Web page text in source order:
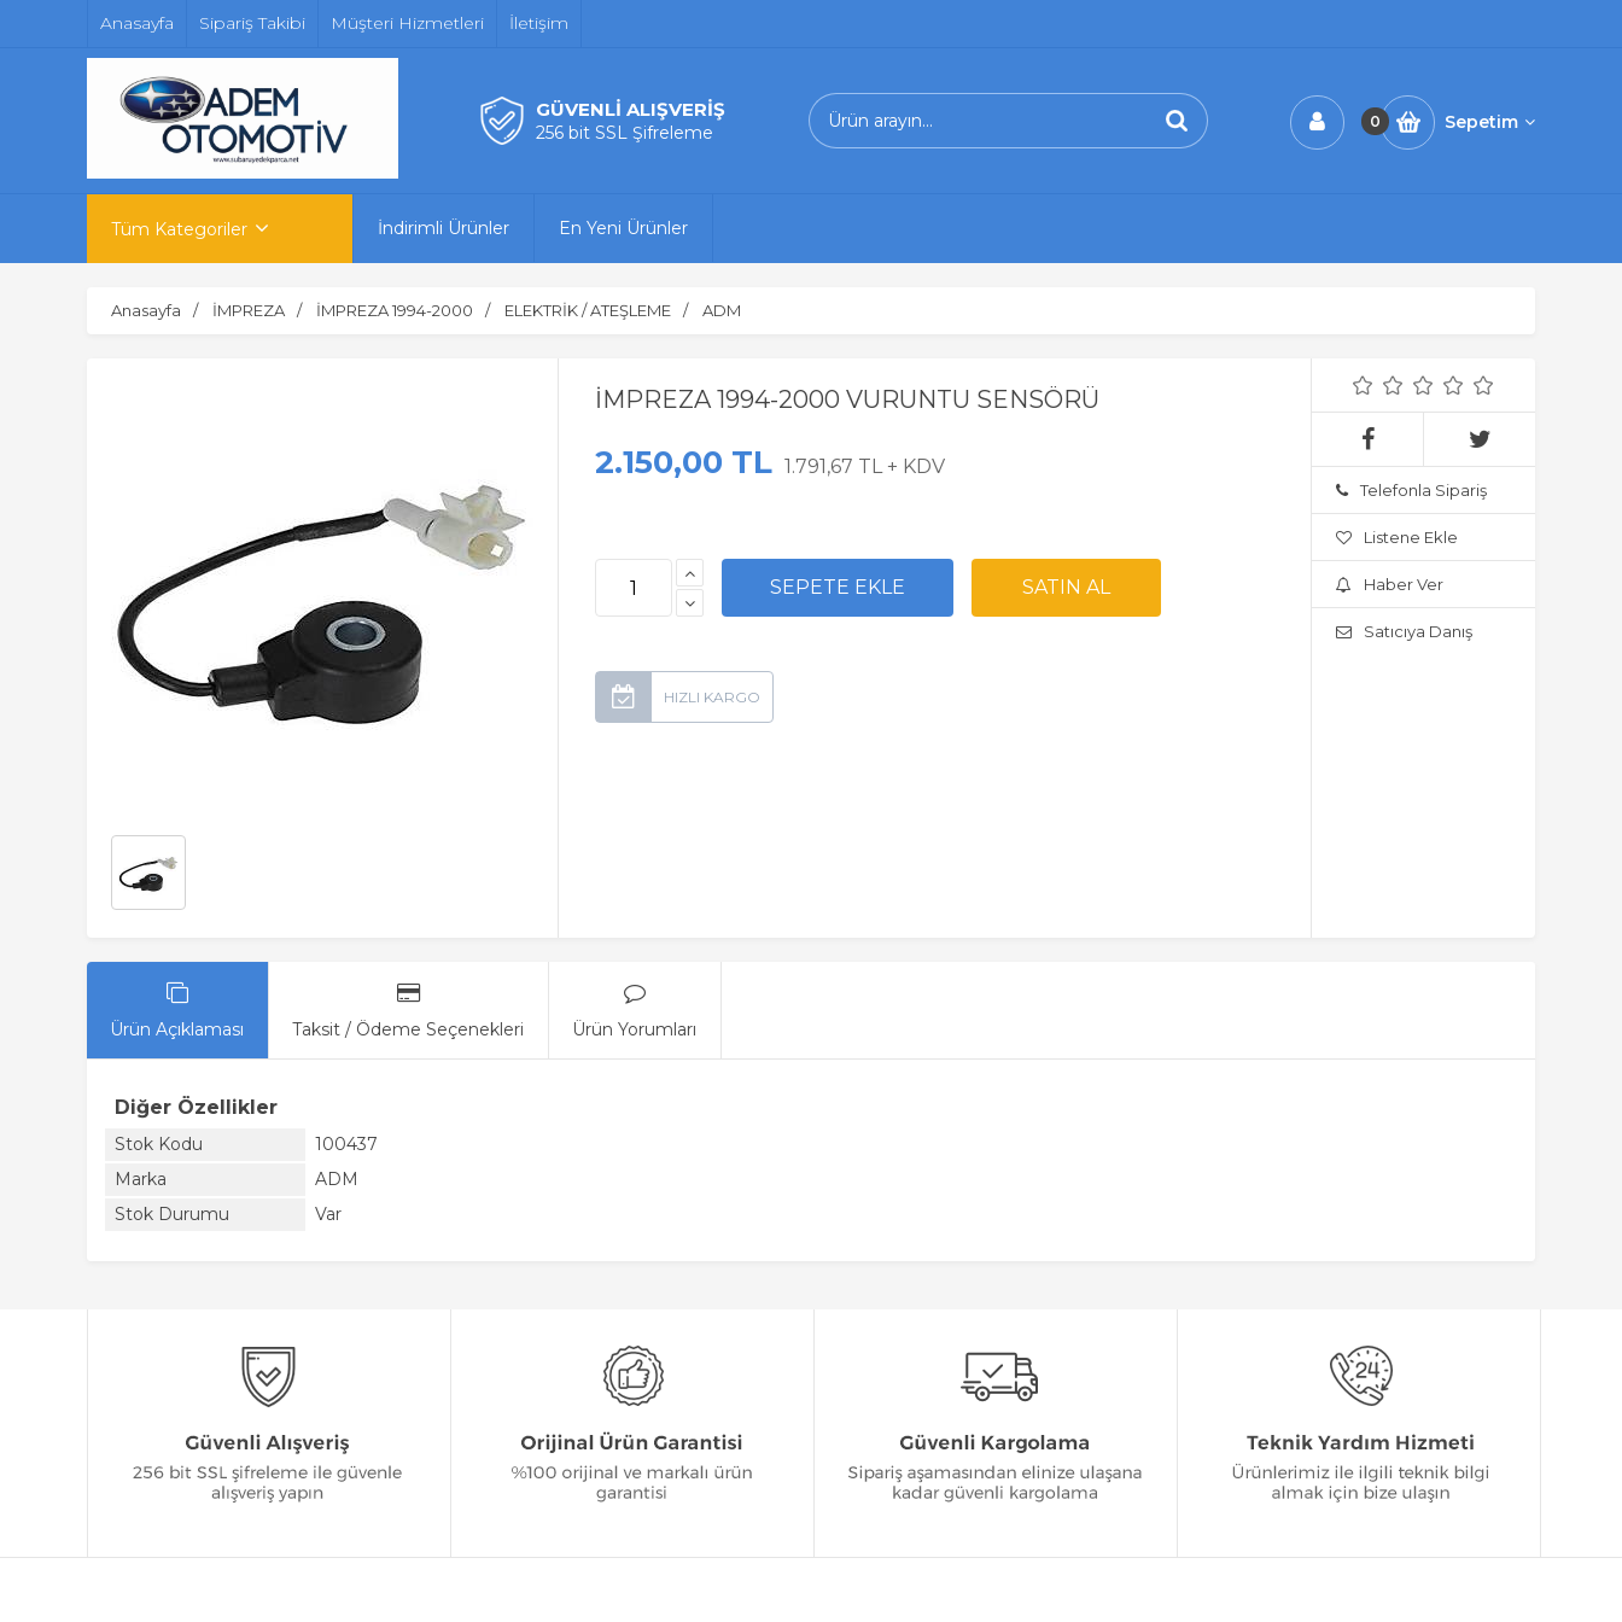
Anasayfa Sipariş Takibi Müşteri Hizmetleri İletişim
GÜVENLİ ALIŞVERİŞ
256 bit SSL Şifreleme
0 Sepetim
Tüm Kategoriler İndirimli Ürünler En Yeni Ürünler
Anasayfa İMPREZA İMPREZA 1994-2000 ELEKTRİK / ATEŞLEME ADM
İMPREZA 1994-2000 VURUNTU SENSÖRÜ
2.150,00 TL 1.791,67 TL + KDV
Telefonla Sipariş
Listene Ekle
Haber Ver
Satıcıya Danış
Ürün Açıklaması Taksit / Ödeme Seçenekleri Ürün Yorumları
Diğer Özellikler
Stok Kodu
100437
Marka
ADM
Stok Durumu
Var